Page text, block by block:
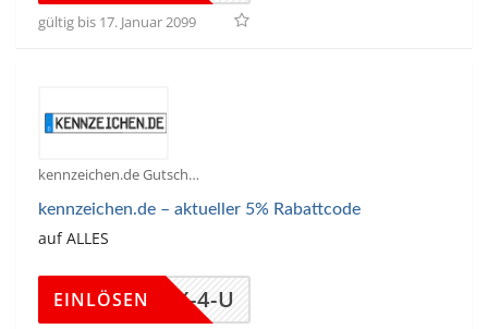
gültig bis 17. Januar 2099
kennzeichen.de Gutscheine
kennzeichen.de – aktueller 5% Rabattcode
auf ALLES
THX-4-U
EINLÖSEN